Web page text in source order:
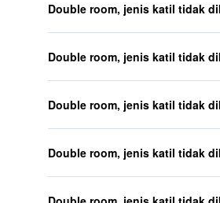
Double room, jenis katil tidak
Double room, jenis katil tidak
Double room, jenis katil tidak
Double room, jenis katil tidak